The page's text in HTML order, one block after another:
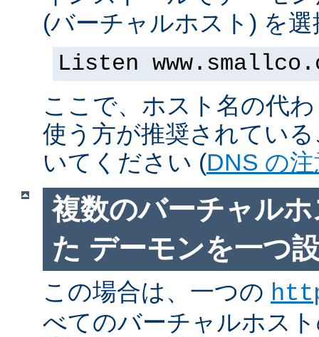
(バーチャルホスト) を
Listen
ここで、ホスト名の代
使う方が推奨されてい
いてください (DNS の
複数のバーチャル
た デーモンを一つ
この場合は、一つの
べてのバーチャルホス